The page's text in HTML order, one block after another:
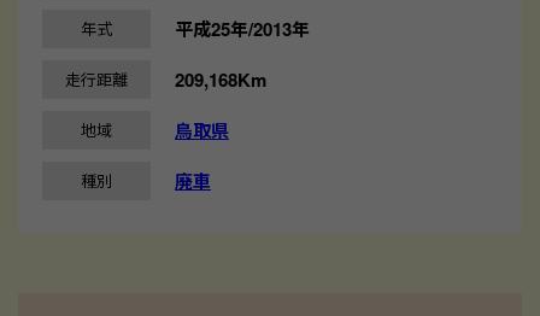
年式 平成25年/2013年
走行距離 209,168Km
地域 鳥取県
種別 廃車